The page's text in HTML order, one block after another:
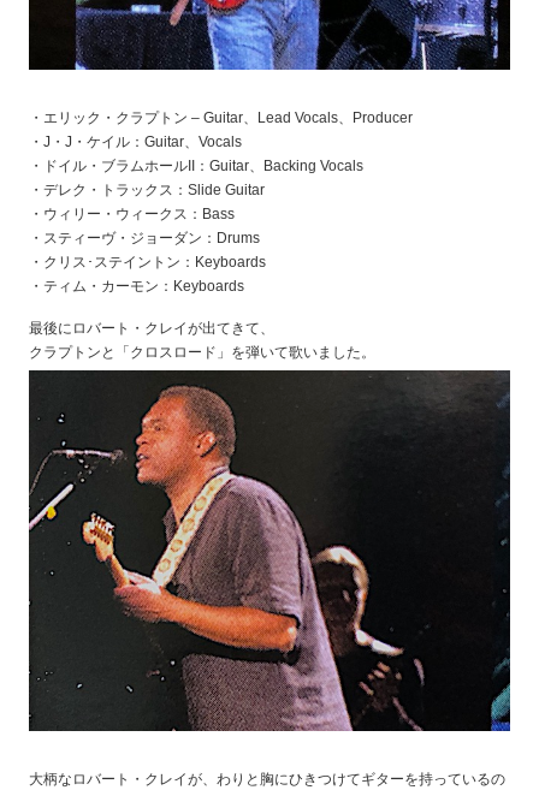
・エリック・クラプトン – Guitar、Lead Vocals、Producer
・J・J・ケイル：Guitar、Vocals
・ドイル・ブラムホールII：Guitar、Backing Vocals
・デレク・トラックス：Slide Guitar
・ウィリー・ウィークス：Bass
・スティーヴ・ジョーダン：Drums
・クリス･ステイントン：Keyboards
・ティム・カーモン：Keyboards
最後にロバート・クレイが出てきて、
クラプトンと「クロスロード」を弾いて歌いました。
大柄なロバート・クレイが、わりと胸にひきつけてギターを持っているの